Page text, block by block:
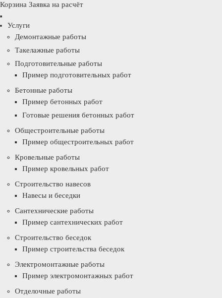
Корзина Заявка на расчёт
Услуги
Демонтажные работы
Такелажные работы
Подготовительные работы
Пример подготовительных работ
Бетонные работы
Пример бетонных работ
Готовые решения бетонных работ
Общестроительные работы
Пример общестроительных работ
Кровельные работы
Пример кровельных работ
Строительство навесов
Навесы и беседки
Сантехнические работы
Пример сантехнических работ
Строительство беседок
Пример строительства беседок
Электромонтажные работы
Пример электромонтажных работ
Отделочные работы